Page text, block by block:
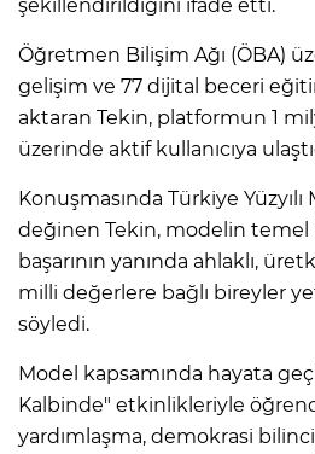
şekillendirildiğini ifade etti.
Öğretmen Bilişim Ağı (ÖBA)
gelişim ve 77 dijital beceri
aktaran Tekin, platformun 1
üzerinde aktif kullanıcıya
Konuşmasında Türkiye
değinen Tekin, modelin
başarının yanında ahlaklı,
milli değerlere bağlı bireyler
söyledi.
Model kapsamında hayata
Kalbinde" etkinlikleriyle
yardımlaşma, demokrasi